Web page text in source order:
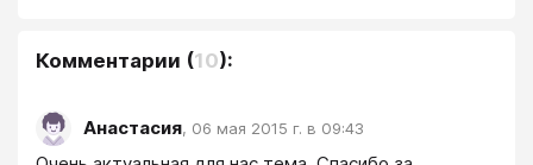
Комментарии (10):
Анастасия, 06 мая 2015 г. в 09:43